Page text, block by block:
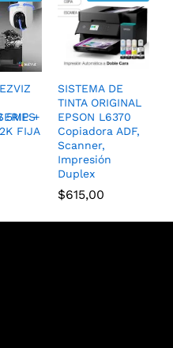
5MP +
FIJA
SISTEMA DE
TINTA ORIGINAL
EPSON L6370
Copiadora ADF,
Scanner,
Impresión
Duplex
$615,00